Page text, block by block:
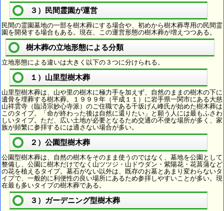
３）民間霊園が運営
民間の霊園墓地の一部を樹木葬にする場合や、初めから樹木葬専用の民間霊
園を開発する場合もある。現在、この運営形態の樹木葬が増えつつある。
樹木葬の立地形態による分類
立地形態による違いは大きく以下の３つに分けられる。
１）山里型樹木葬
山里型樹木葬は、山や里の樹木に極力手を加えず、自然のままの樹木の下に
遺骨を埋葬する樹木葬。１９９９年（平成１１）に岩手県一関市にある大慈
山祥雲寺（臨済宗妙心寺派）のご住職である千坂げん峰氏が始めた樹木葬は
このタイプ。「命が終わった後は自然に還りたい」と願う人には最もふさわ
しいタイプ。ただ、広い土地が必要となるため交通の不便な場所が多く、家
族が頻繁に参拝するには適さない場合が多い。
２）公園型樹木葬
公園型樹木葬は、自然の樹木をそのまま使うのではなく、墓地を公園として
整備し、公園に樹木だけでなく山ツツジ・山ドウダン・紫陽花・花菖蒲など
の花を植えるタイプ。墓石がない以外は、既存のお墓とあまり変わらないタ
イプで、一般的に利便性の良い場所にあるため参拝しやすいことが多い。現
在最も多いタイプの樹木葬である。
３）ガーデニング型樹木葬